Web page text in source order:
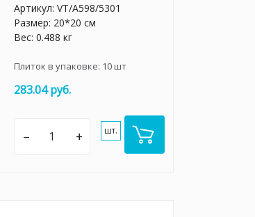
Артикул: VT/A598/5301
Размер: 20*20 см
Вес: 0.488 кг
Плиток в упаковке: 10шт
283.04 руб.
– + шт.